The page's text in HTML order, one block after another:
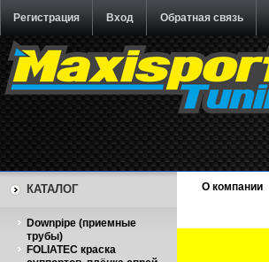
Регистрация Вход Обратная связь
КАТАЛОГ
Downpipe (приемные
трубы)
FOLIATEC краска
О компании